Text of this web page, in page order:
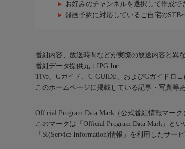
お好みのチャンネルを選択して作成で
録画予約に対応しているご自宅のSTB
番組内容、放送時間などが実際の放送内容と異
番組データ提供元：IPG Inc.
TiVo、Gガイド、G-GUIDE、およびGガイドロ
このホームページに掲載している記事・写真等
Official Program Data Mark（公式番組情報マーク
このマークは「Official Program Data Mark」と
「SI(Service Information)情報」を利用したサー